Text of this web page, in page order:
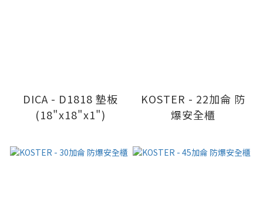
DICA - D1818 墊板
(18"x18"x1")
KOSTER - 22加侖 防
爆安全櫃